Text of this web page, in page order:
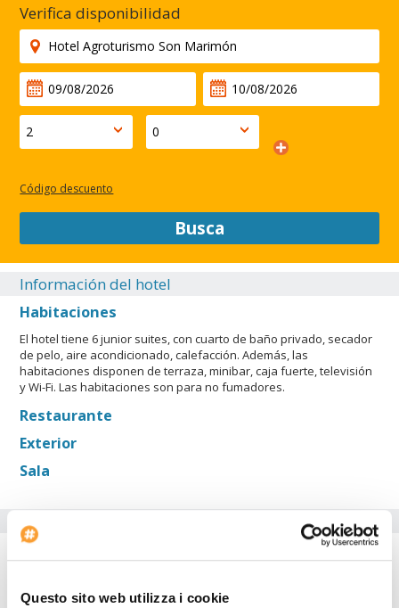
Questo sito web utilizza i cookie
La situación es única - tan sólo unos minutos de la playa
virgen de Playa Mondragó, la zona del mercado de Santanyí,
y las instalaciones y el puerto de Cala D'or.
CERRAR
Verifica disponibilidad
Código descuento
Busca
Información del hotel
Habitaciones
El hotel tiene 6 junior suites, con cuarto de baño privado, secador
de pelo, aire acondicionado, calefacción. Además, las
habitaciones disponen de terraza, minibar, caja fuerte, televisión
y Wi-Fi. Las habitaciones son para no fumadores.
Restaurante
Exterior
Sala
Servicios del Hotel
Inicio del check-in: 12:00:00